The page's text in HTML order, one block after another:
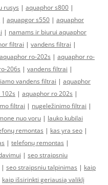
rusys | aquaphor s800 |
| aquapgor s550 | aquaphor
| namams ir biurui aquaphor
filtrai | vandens filtrai |
aquaphor ro-202s | aquaphor ro-
206s | vandens filtrai |
vandens filtrai | aquaphor
| aquaphor ro 202s |
filtrai | nugeležinimo filtrai |
nuo voru | lauko kubilai
remontas | kas yra seo |
| telefonų remontas |
| seo straipsniu
| seo straipsniu talpinimas | kaip
kaip išsirinkti geriausią valiklį